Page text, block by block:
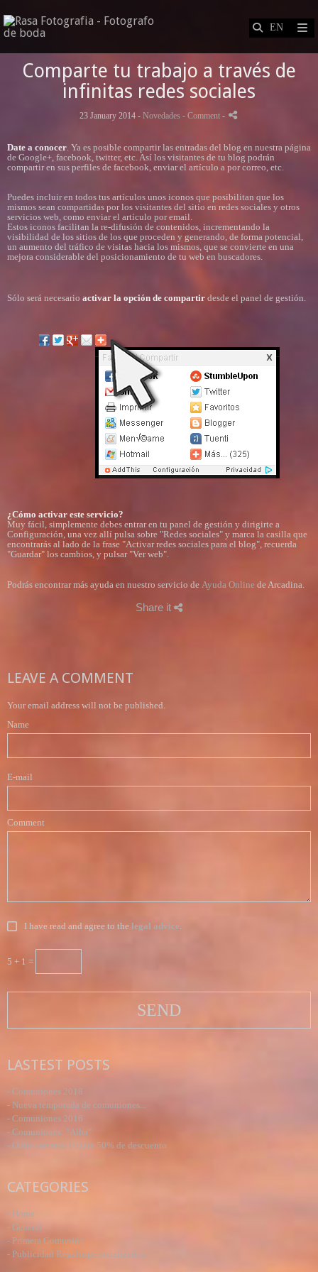
Comparte tu trabajo a través de
infinitas redes sociales
23 January 2014 - Novedades - Comment -
Date a conocer. Ya es posible compartir las entradas del blog en nuestra página
de Google+, facebook, twitter, etc. Así los visitantes de tu blog podrán
compartir en sus perfiles de facebook, enviar el artículo a por correo, etc.
Puedes incluir en todos tus artículos unos iconos que posibilitan que los
mismos sean compartidas por los visitantes del sitio en redes sociales y otros
servicios web, como enviar el artículo por email.
Estos iconos facilitan la re-difusión de contenidos, incrementando la
visibilidad de los sitios de los que proceden y generando, de forma potencial,
un aumento del tráfico de visitas hacia los mismos, que se convierte en una
mejora considerable del posicionamiento de tu web en buscadores.
Sólo será necesario activar la opción de compartir desde el panel de gestión.
¿Cómo activar este servicio?
Muy fácil, simplemente debes entrar en tu panel de gestión y dirigirte a
Configuración, una vez allí pulsa sobre "Redes sociales" y marca la casilla que
encontrarás al lado de la frase "Activar redes sociales para el blog", recuerda
"Guardar" los cambios, y pulsar "Ver web".
Podrás encontrar más ayuda en nuestro servicio de Ayuda Online de Arcadina.
Share it
LEAVE A COMMENT
Your email address will not be published.
Name
E-mail
Comment
I have read and agree to the legal advice
5 + 1 =
LASTEST POSTS
- Comuniones 2018
- Nueva temporada de comuniones...
- Comuniones 2016
- Comuniones: "Alba"
- Outle semanal Puzzle 50% de descuento
CATEGORIES
- Home
- General
- Primera Comunión
- Publicidad Regalospersonalizados